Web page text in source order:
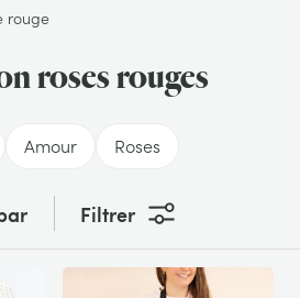
fleurs
rouge
roses rouges
Amour Roses
Filtrer